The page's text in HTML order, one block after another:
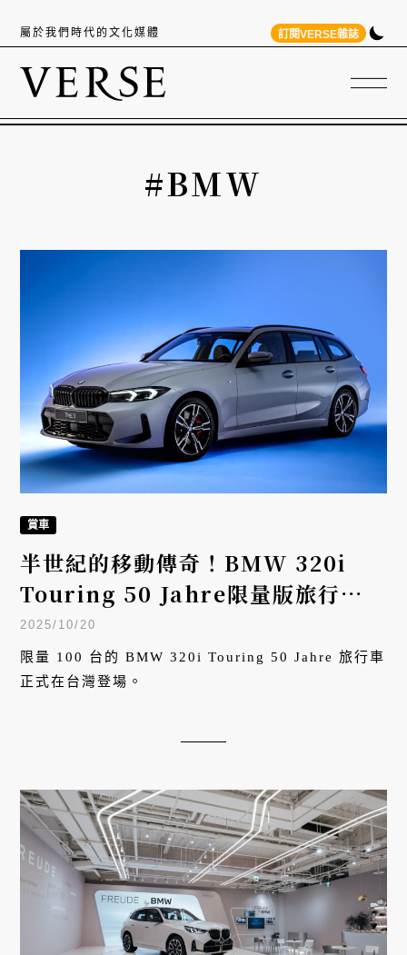
屬於我們時代的文化媒體 訂閱VERSE雜誌
#BMW
賞車
半世紀的移動傳奇！BMW 320i
Touring 50 Jahre限量版旅行車在
台上市
2025/10/20
限量 100 台的 BMW 320i Touring 50 Jahre 旅行車
正式在台灣登場。